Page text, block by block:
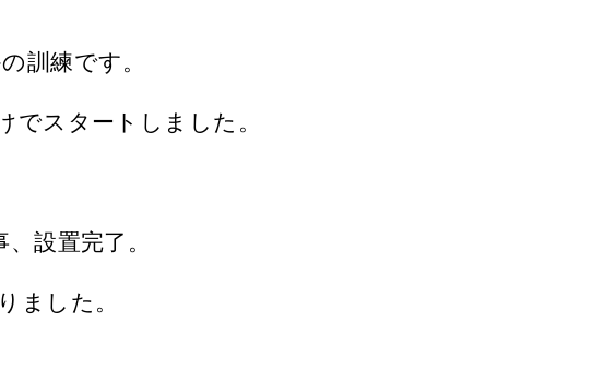
訓練です。
でスタートしました。
設置完了。
ました。